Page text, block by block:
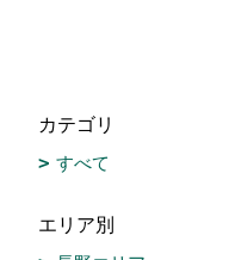
カテゴリ
すべて
エリア別